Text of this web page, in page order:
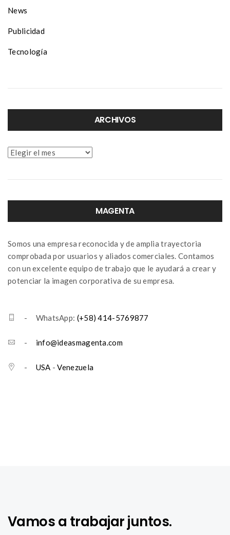
News
Publicidad
Tecnología
ARCHIVOS
Archivos
MAGENTA
Somos una empresa reconocida y de amplia trayectoria
comprobada por usuarios y aliados comerciales. Contamos
con un excelente equipo de trabajo que le ayudará a crear y
potenciar la imagen corporativa de su empresa.
- WhatsApp: (+58) 414-5769877
- info@ideasmagenta.com
- USA -Venezuela
Vamos a trabajar juntos.